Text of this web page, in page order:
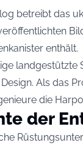
betreibt das
enthält.
Als das
die
der